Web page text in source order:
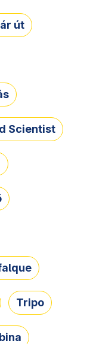
út
Scientist
Tripo